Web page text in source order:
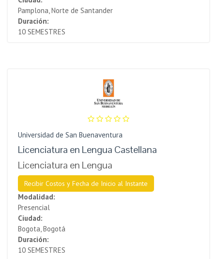
Pamplona, Norte de Santander
Duración:
10 SEMESTRES
Universidad de San Buenaventura
Licenciatura en Lengua Castellana
Licenciatura en Lengua
Recibir Costos y Fecha de Inicio al Instante
Modalidad:
Presencial
Ciudad:
Bogota, Bogotá
Duración:
10 SEMESTRES